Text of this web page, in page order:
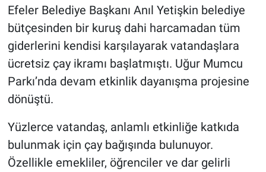
Efeler Belediye Başkanı Anıl Yetişkin belediye
bütçesinden bir kuruş dahi harcamadan tüm
giderlerini kendisi karşılayarak vatandaşlara
ücretsiz çay ikramı başlatmıştı. Uğur Mumcu
Parkı’nda devam etkinlik dayanışma projesine
dönüştü.
Yüzlerce vatandaş, anlamlı etkinliğe katkıda
bulunmak için çay bağışında bulunuyor.
Özellikle emekliler, öğrenciler ve dar gelirli